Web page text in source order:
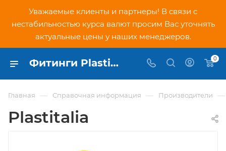
Уважаемые клиенты и партнеры! В связи с
нестабильностью курса валют просим Вас уточнять
актуальные цены у наших менеджеров.
Фитинги Plastitalia - купить официальную продукцию в интернет-магазине PNDtech.ru 0
Главная — Справочная информация — Производители —
Plastitalia